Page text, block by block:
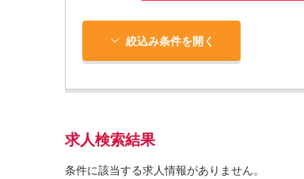
絞込み条件を開く
求人検索結果
条件に該当する求人情報がありません。